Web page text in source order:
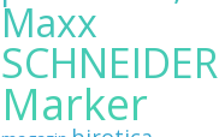
Maxx
SCHNEIDER
Marker